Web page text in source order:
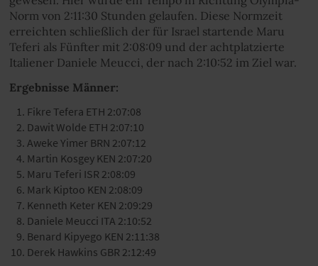
Norm von 2:11:30 Stunden gelaufen. Diese Normzeit
erreichten schließlich der für Israel startende Maru
Teferi als Fünfter mit 2:08:09 und der achtplatzierte
Italiener Daniele Meucci, der nach 2:10:52 im Ziel war.
Ergebnisse Männer:
Fikre Tefera ETH 2:07:08
Dawit Wolde ETH 2:07:10
Aweke Yimer BRN 2:07:12
Martin Kosgey KEN 2:07:20
Maru Teferi ISR 2:08:09
Mark Kiptoo KEN 2:08:09
Kenneth Keter KEN 2:09:29
Daniele Meucci ITA 2:10:52
Benard Kipyego KEN 2:11:38
Derek Hawkins GBR 2:12:49